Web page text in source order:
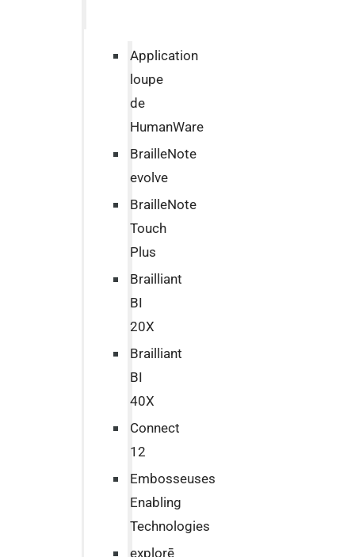
Application
loupe
de
HumanWare
BrailleNote
evolve
BrailleNote
Touch
Plus
Brailliant
BI
20X
Brailliant
BI
40X
Connect
12
Embosseuses
Enabling
Technologies
explorē